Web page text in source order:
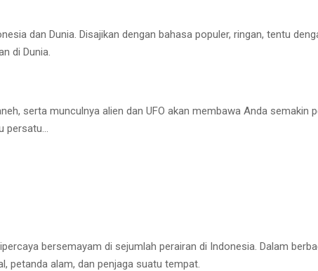
dan Dunia. Disajikan dengan bahasa populer, ringan, tentu
di Dunia.
serta munculnya alien dan UFO akan membawa Anda semakin
persatu…
bersemayam di sejumlah perairan di Indonesia. Dalam
petanda alam, dan penjaga suatu tempat.